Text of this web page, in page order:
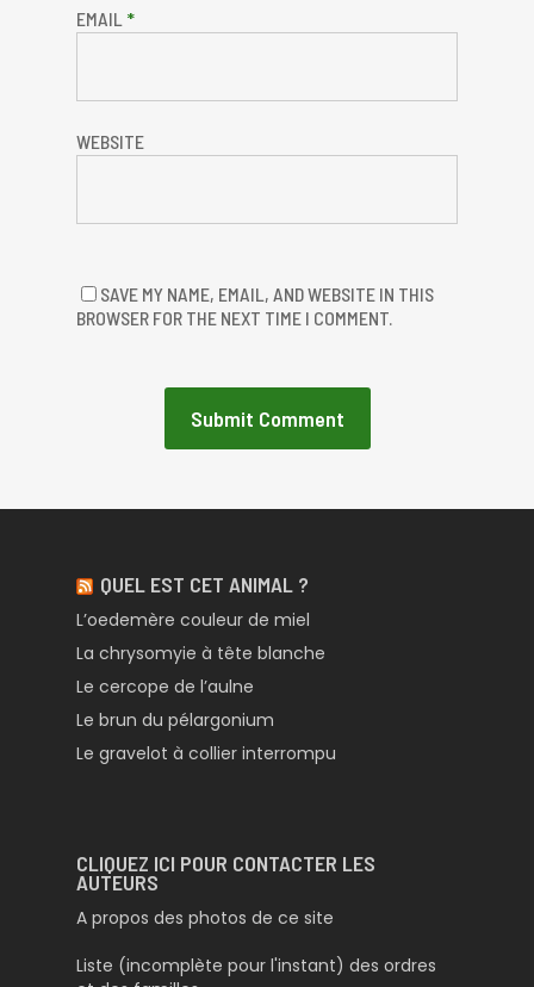
EMAIL *
WEBSITE
SAVE MY NAME, EMAIL, AND WEBSITE IN THIS
BROWSER FOR THE NEXT TIME I COMMENT.
QUEL EST CET ANIMAL ?
L’oedemère couleur de miel
La chrysomyie à tête blanche
Le cercope de l’aulne
Le brun du pélargonium
Le gravelot à collier interrompu
CLIQUEZ ICI POUR CONTACTER LES
AUTEURS
A propos des photos de ce site
Liste (incomplète pour l'instant) des ordres